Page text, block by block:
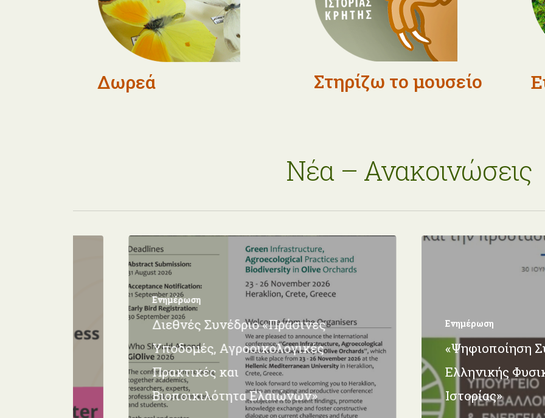
Δωρεά Στηρίζω το μουσείο
Νέα – Ανακοινώσεις
Ενημέρωση
Διεθνές Συνέδριο «Πράσινες
Υποδομές, Αγροοικολογικές
Πρακτικές και
Βιοποικιλότητα Ελαιώνων»
Ενημέρωση
«Ψηφιοποίηση
Ελληνικής
Ιστορίας»